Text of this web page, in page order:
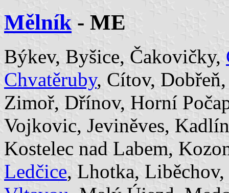
Mělník - ME
Býkev, Byšice, Čakovičky,
Chvatěruby, Cítov,
Zimoř, Dřínov, Horní
Vojkovic, Jeviněves,
Kostelec nad Labem,
Ledčice, Lhotka, Liběchov,